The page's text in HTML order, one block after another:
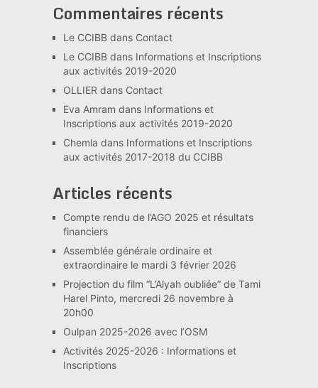
Commentaires récents
Le CCIBBdans Contact
Le CCIBBdans Informations et Inscriptions
aux activités 2019-2020
OLLIER dans Contact
Eva Amram dans Informations et
Inscriptions aux activités 2019-2020
Chemla dans Informations et Inscriptions
aux activités 2017-2018 du CCIBB
Articles récents
Compte rendu de l’AGO 2025 et résultats
financiers
Assemblée générale ordinaire et
extraordinaire le mardi 3 février 2026
Projection du film “L’Alyah oubliée” de Tami
Harel Pinto, mercredi 26 novembre à
20h00
Oulpan 2025-2026 avec l’OSM
Activités 2025-2026 : Informations et
Inscriptions